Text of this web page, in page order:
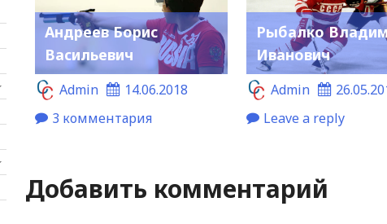
Андреев Борис
Васильевич
Admin
14.06.2018
3 комментария
Рыбалко
Иванович
Admin
Leave a reply
Добавить комментарий